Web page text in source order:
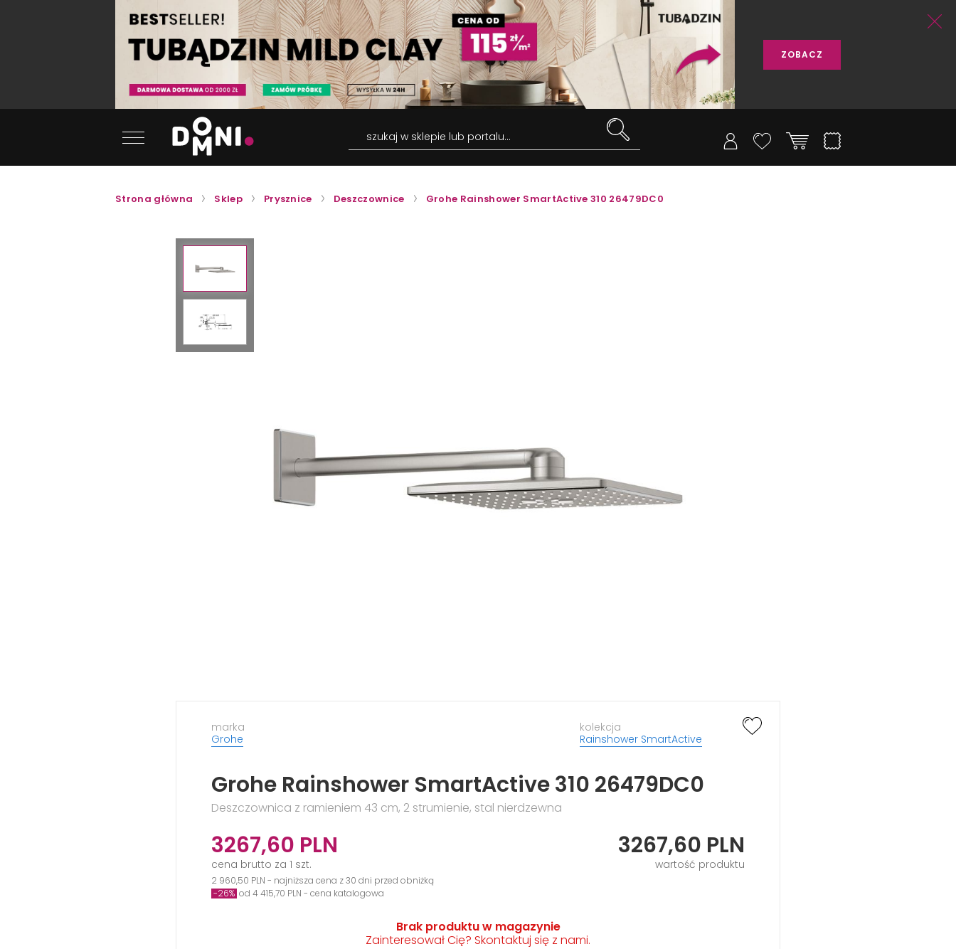
ZOBACZ
szukaj w sklepie lub portalu...
Strona główna Sklep Prysznice Deszczownice Grohe Rainshower SmartActive 310 26479DC0
marka
Grohe
kolekcja
Rainshower SmartActive
Grohe Rainshower SmartActive 310 26479DC0
Deszczownica z ramieniem 43 cm, 2 strumienie, stal nierdzewna
3267,60 PLN
cena brutto za 1 szt.
3267,60 PLN
wartość produktu
2 960,50 PLN - najniższa cena z 30 dni przed obniżką
-26% od 4 415,70 PLN - cena katalogowa
Brak produktu w magazynie
Zainteresował Cię? Skontaktuj się z nami.